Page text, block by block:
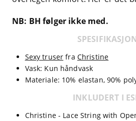
NB: BH følger ikke med.
Sexy truser fra Christine
Vask: Kun håndvask
Materiale: 10% elastan, 90%
INKLUDERT I
Christine - Lace String with